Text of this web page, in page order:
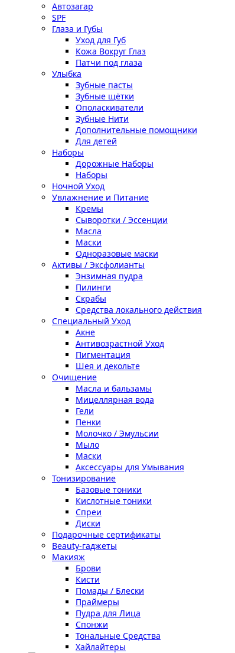
Автозагар
SPF
Глаза и Губы
Уход для Губ
Кожа Вокруг Глаз
Патчи под глаза
Улыбка
Зубные пасты
Зубные щётки
Ополаскиватели
Зубные Нити
Дополнительные помощники
Для детей
Наборы
Дорожные Наборы
Наборы
Ночной Уход
Увлажнение и Питание
Кремы
Сыворотки / Эссенции
Масла
Маски
Одноразовые маски
Активы / Эксфолианты
Энзимная пудра
Пилинги
Скрабы
Средства локального действия
Специальный Уход
Акне
Антивозрастной Уход
Пигментация
Шея и декольте
Очищение
Масла и бальзамы
Мицеллярная вода
Гели
Пенки
Молочко / Эмульсии
Мыло
Маски
Аксессуары для Умывания
Тонизирование
Базовые тоники
Кислотные тоники
Спреи
Диски
Подарочные сертификаты
Beauty-гаджеты
Макияж
Брови
Кисти
Помады / Блески
Праймеры
Пудра для Лица
Спонжи
Тональные Средства
Хайлайтеры